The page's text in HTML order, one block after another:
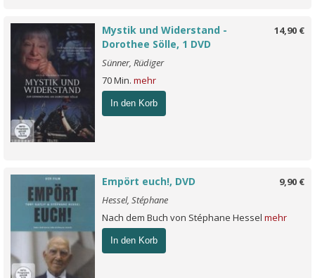
14,90 €
Mystik und Widerstand -
Dorothee Sölle, 1 DVD
Sünner, Rüdiger
70 Min. mehr
In den Korb
9,90 €
Empört euch!, DVD
Hessel, Stéphane
Nach dem Buch von Stéphane Hessel mehr
In den Korb